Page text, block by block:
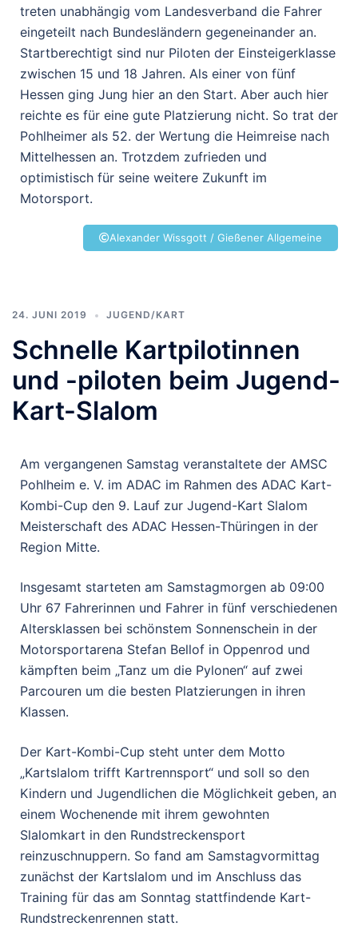
treten unabhängig vom Landesverband die Fahrer
eingeteilt nach Bundesländern gegeneinander an.
Startberechtigt sind nur Piloten der Einsteigerklasse
zwischen 15 und 18 Jahren. Als einer von fünf
Hessen ging Jung hier an den Start. Aber auch hier
reichte es für eine gute Platzierung nicht. So trat der
Pohlheimer als 52. der Wertung die Heimreise nach
Mittelhessen an. Trotzdem zufrieden und
optimistisch für seine weitere Zukunft im
Motorsport.
Alexander Wissgott / Gießener Allgemeine
24. JUNI 2019 JUGEND/KART
Schnelle Kartpilotinnen
und -piloten beim Jugend-
Kart-Slalom
Am vergangenen Samstag veranstaltete der AMSC
Pohlheim e. V. im ADAC im Rahmen des ADAC Kart-
Kombi-Cup den 9. Lauf zur Jugend-Kart Slalom
Meisterschaft des ADAC Hessen-Thüringen in der
Region Mitte.
Insgesamt starteten am Samstagmorgen ab 09:00
Uhr 67 Fahrerinnen und Fahrer in fünf verschiedenen
Altersklassen bei schönstem Sonnenschein in der
Motorsportarena Stefan Bellof in Oppenrod und
kämpften beim „Tanz um die Pylonen“ auf zwei
Parcouren um die besten Platzierungen in ihren
Klassen.
Der Kart-Kombi-Cup steht unter dem Motto
„Kartslalom trifft Kartrennsport“ und soll so den
Kindern und Jugendlichen die Möglichkeit geben, an
einem Wochenende mit ihrem gewohnten
Slalomkart in den Rundstreckensport
reinzuschnuppern. So fand am Samstagvormittag
zunächst der Kartslalom und im Anschluss das
Training für das am Sonntag stattfindende Kart-
Rundstreckenrennen statt.